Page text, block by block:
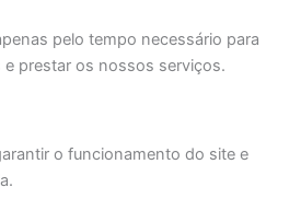
pelo tempo necessário para
prestar os nossos serviços.
o funcionamento do site e